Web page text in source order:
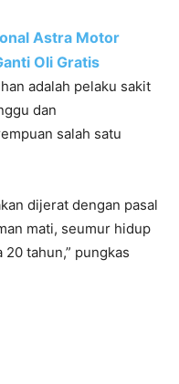
Astra Motor
Oli Gratis
adalah pelaku sakit
dan
salah satu
dijerat dengan pasal
mati, seumur hidup
tahun,” pungkas